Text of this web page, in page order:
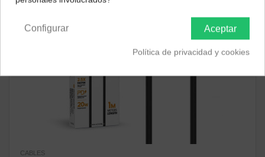
CABLES
Aceptar
Configurar
Política de privacidad y cookies